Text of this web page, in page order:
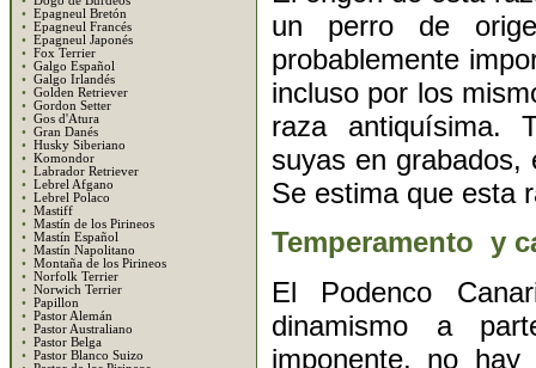
• Epagneul Bretón
• Epagneul Francés
• Epagneul Japonés
• Fox Terrier
• Galgo Español
• Galgo Irlandés
• Golden Retriever
• Gordon Setter
• Gos d'Atura
• Gran Danés
• Husky Siberiano
• Komondor
• Labrador Retriever
• Lebrel Afgano
• Lebrel Polaco
• Mastiff
• Mastín de los Pirineos
• Mastín Español
• Mastín Napolitano
• Montaña de los Pirineos
• Norfolk Terrier
• Norwich Terrier
• Papillon
• Pastor Alemán
• Pastor Australiano
• Pastor Belga
• Pastor Blanco Suizo
un perro de
probablemente
incluso por los
raza antiquísima.
suyas en grabados,
Se estima que esta
Temperamento y
El Podenco
dinamismo a
imponente, no